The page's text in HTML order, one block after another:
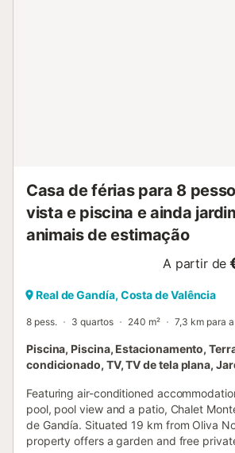
Casa de férias para 8
vista e piscina e ainda
animais de estimação
A partir de
Real de Gandía, Costa de Valência
8 pess. 3 quartos 240 m² 7,3 km para
Piscina, Piscina, Estacionamento,
condicionado, TV, TV de tela plana,
Featuring air-conditioned
pool, pool view and a patio, Chalet
de Gandía. Situated 19 km from Oliva
property offers a garden and free